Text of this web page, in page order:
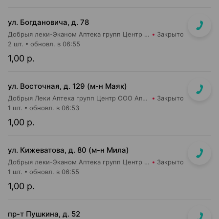
ул. Богдановича, д. 78
Добрыя леки-Эканом Аптека групп Центр ООО Аптека №78 Закрыто
1,00 р.
2 шт. обновл. в 06:55
ул. Восточная, д. 129 (м-н Маяк)
Добрыя Леки Аптека групп Центр ООО Аптека №21 Закрыто
1,00 р.
1 шт. обновл. в 06:53
ул. Кижеватова, д. 80 (м-н Мила)
Добрыя леки-Эканом Аптека групп Центр ООО Аптека №87 Закрыто
1,00 р.
1 шт. обновл. в 06:55
пр-т Пушкина, д. 52